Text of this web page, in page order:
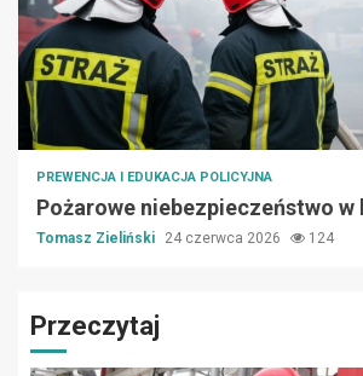
PREWENCJA I EDUKACJA POLICYJNA
Pożarowe niebezpieczeństwo w
Tomasz Zieliński 24 czerwca 2026 124
Przeczytaj